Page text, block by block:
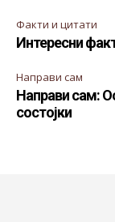
Факти и цитати
Интересни
Направи сам
Направи сам:
состојки